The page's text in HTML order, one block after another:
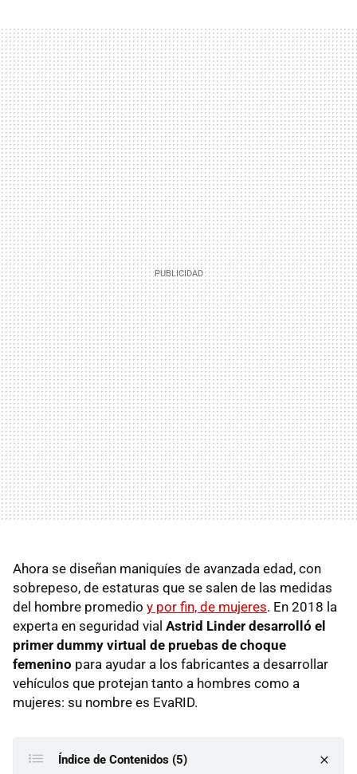
Ahora se diseñan maniquíes de avanzada edad, con
sobrepeso, de estaturas que se salen de las medidas
del hombre promedio y por fin, de mujeres. En 2018 la
experta en seguridad vial Astrid Linder desarrolló el
primer dummy virtual de pruebas de choque
femenino para ayudar a los fabricantes a desarrollar
vehículos que protejan tanto a hombres como a
mujeres: su nombre es EvaRID.
Índice de Contenidos (5)